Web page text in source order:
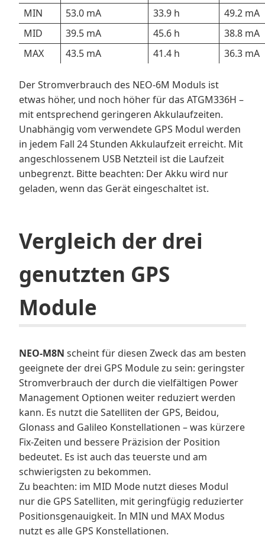
MIN
53.0 mA 33.9 h
49.2 mA
MID
39.5 mA 45.6 h
38.8 mA
MAX
43.5 mA 41.4 h 36.3 mA
Der Stromverbrauch des NEO-6M Moduls ist
etwas höher, und noch höher für das ATGM336H –
mit entsprechend geringeren Akkulaufzeiten.
Unabhängig vom verwendete GPS Modul werden
in jedem Fall 24 Stunden Akkulaufzeit erreicht. Mit
angeschlossenem USB Netzteil ist die Laufzeit
unbegrenzt. Bitte beachten: Der Akku wird nur
geladen, wenn das Gerät eingeschaltet ist.
Vergleich der drei
genutzten GPS
Module
NEO-M8N scheint für diesen Zweck das am besten
geeignete der drei GPS Module zu sein: geringster
Stromverbrauch der durch die vielfältigen Power
Management Optionen weiter reduziert werden
kann. Es nutzt die Satelliten der GPS, Beidou,
Glonass and Galileo Konstellationen – was kürzere
Fix-Zeiten und bessere Präzision der Position
bedeutet. Es ist auch das teuerste und am
schwierigsten zu bekommen.
Zu beachten: im MID Mode nutzt dieses Modul
nur die GPS Satelliten, mit geringfügig reduzierter
Positionsgenauigkeit. In MIN und MAX Modus
nutzt es alle GPS Konstellationen.